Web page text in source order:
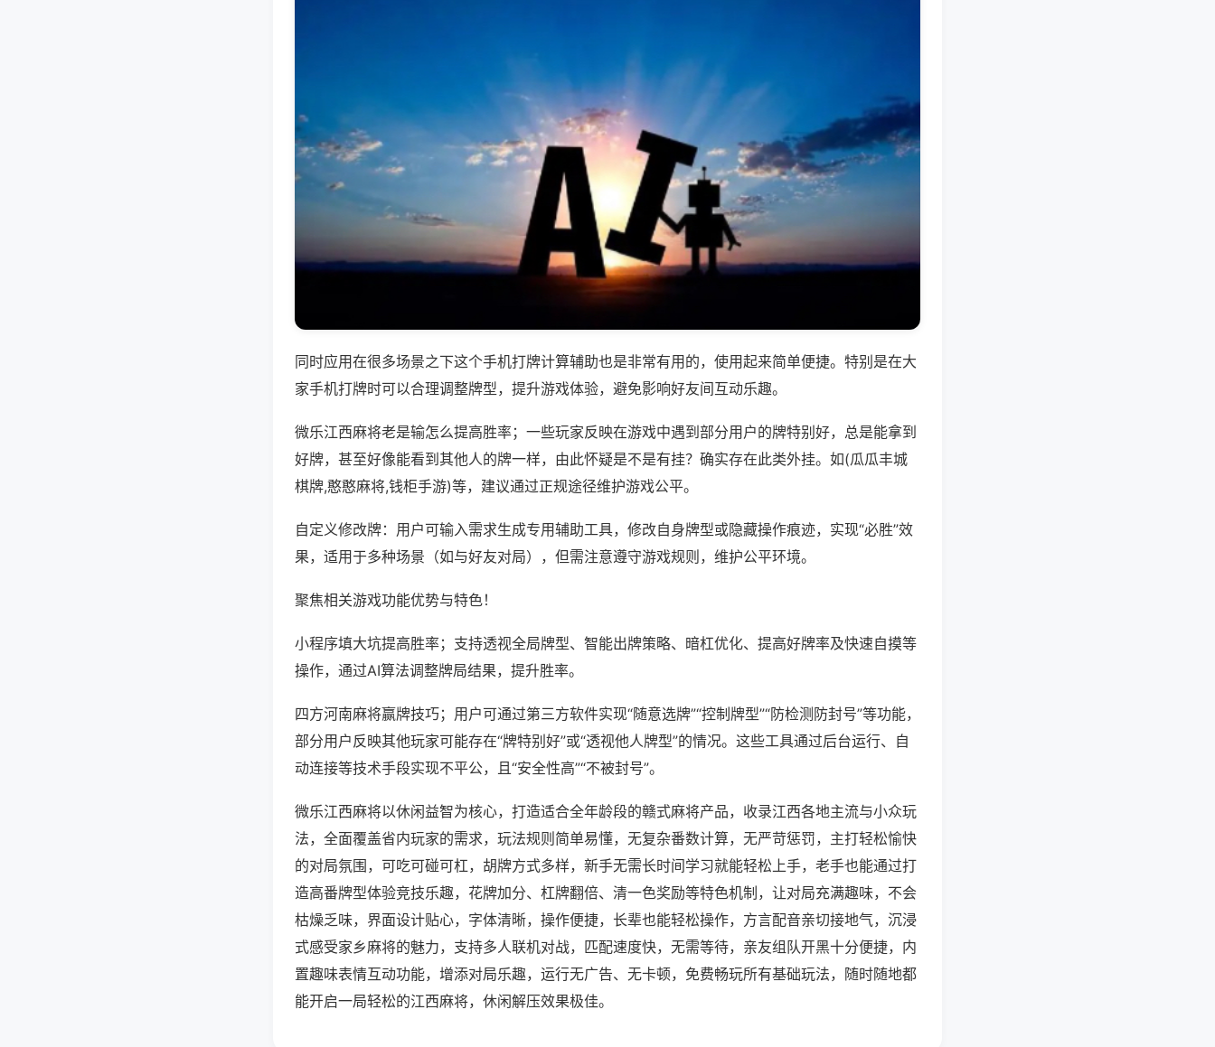
同时应用在很多场景之下这个手机打牌计算辅助也是非常有用的，使用起来简单便捷。特别是在大
家手机打牌时可以合理调整牌型，提升游戏体验，避免影响好友间互动乐趣。
微乐江西麻将老是输怎么提高胜率；一些玩家反映在游戏中遇到部分用户的牌特别好，总是能拿到
好牌，甚至好像能看到其他人的牌一样，由此怀疑是不是有挂？确实存在此类外挂。如(瓜瓜丰城
棋牌,憨憨麻将,钱柜手游)等，建议通过正规途径维护游戏公平。
自定义修改牌：用户可输入需求生成专用辅助工具，修改自身牌型或隐藏操作痕迹，实现“必胜”效
果，适用于多种场景（如与好友对局），但需注意遵守游戏规则，维护公平环境。
聚焦相关游戏功能优势与特色！
小程序填大坑提高胜率；支持透视全局牌型、智能出牌策略、暗杠优化、提高好牌率及快速自摸等
操作，通过AI算法调整牌局结果，提升胜率。
四方河南麻将赢牌技巧；用户可通过第三方软件实现“随意选牌”“控制牌型”“防检测防封号”等功能，
部分用户反映其他玩家可能存在“牌特别好”或“透视他人牌型”的情况。这些工具通过后台运行、自
动连接等技术手段实现不平公，且“安全性高”“不被封号”。
微乐江西麻将以休闲益智为核心，打造适合全年龄段的赣式麻将产品，收录江西各地主流与小众玩
法，全面覆盖省内玩家的需求，玩法规则简单易懂，无复杂番数计算，无严苛惩罚，主打轻松愉快
的对局氛围，可吃可碰可杠，胡牌方式多样，新手无需长时间学习就能轻松上手，老手也能通过打
造高番牌型体验竞技乐趣，花牌加分、杠牌翻倍、清一色奖励等特色机制，让对局充满趣味，不会
枯燥乏味，界面设计贴心，字体清晰，操作便捷，长辈也能轻松操作，方言配音亲切接地气，沉浸
式感受家乡麻将的魅力，支持多人联机对战，匹配速度快，无需等待，亲友组队开黑十分便捷，内
置趣味表情互动功能，增添对局乐趣，运行无广告、无卡顿，免费畅玩所有基础玩法，随时随地都
能开启一局轻松的江西麻将，休闲解压效果极佳。